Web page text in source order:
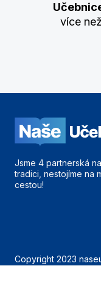
více
Jsme 4 partnerská
tradici, nestojíme na
cestou!
Copyright 2023